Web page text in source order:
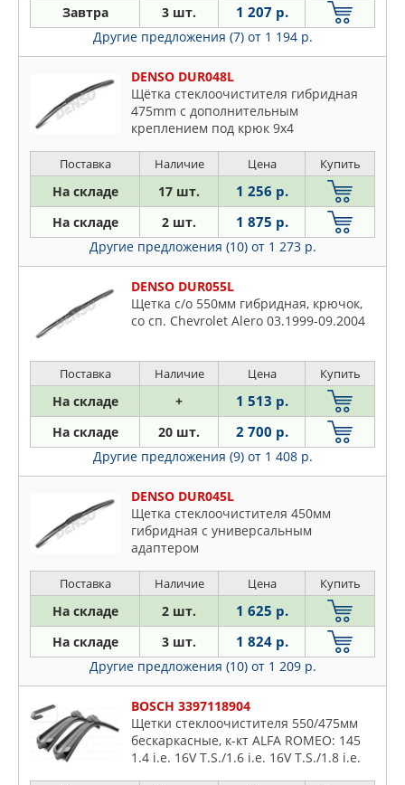
Завтра 3 шт. 1 207 р.
Другие предложения (7) от 1 194 р.
DENSO DUR048L
Щётка стеклоочистителя гибридная
475mm c дополнительным
креплением под крюк 9x4
Поставка Наличие Цена Купить
На складе 17 шт. 1 256 р.
На складе 2 шт. 1 875 р.
Другие предложения (10) от 1 273 р.
DENSO DUR055L
Щетка с/о 550мм гибридная, крючок,
со сп. Chevrolet Alero 03.1999-09.2004
Поставка Наличие Цена Купить
На складе + 1 513 р.
На складе 20 шт. 2 700 р.
Другие предложения (9) от 1 408 р.
DENSO DUR045L
Щетка стеклоочистителя 450мм
гибридная с универсальным
адаптером
Поставка Наличие Цена Купить
На складе 2 шт. 1 625 р.
На складе 3 шт. 1 824 р.
Другие предложения (10) от 1 209 р.
BOSCH 3397118904
Щетки стеклоочистителя 550/475мм
бескаркасные, к-кт ALFA ROMEO: 145
1.4 i.e. 16V T.S./1.6 i.e. 16V T.S./1.8 i.e.